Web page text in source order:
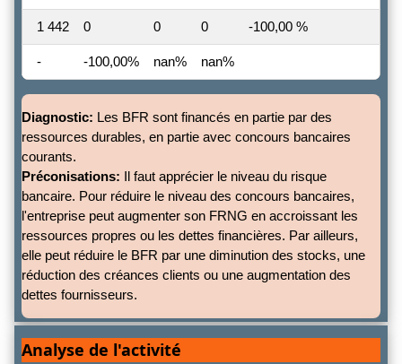
1 442 0 0 0 -100,00 %
- -100,00% nan% nan%
Diagnostic: Les BFR sont financés en partie par des
ressources durables, en partie avec concours bancaires
courants.
Préconisations: Il faut apprécier le niveau du risque
bancaire. Pour réduire le niveau des concours bancaires,
l'entreprise peut augmenter son FRNG en accroissant les
ressources propres ou les dettes financières. Par ailleurs,
elle peut réduire le BFR par une diminution des stocks, une
réduction des créances clients ou une augmentation des
dettes fournisseurs.
Analyse de l'activité